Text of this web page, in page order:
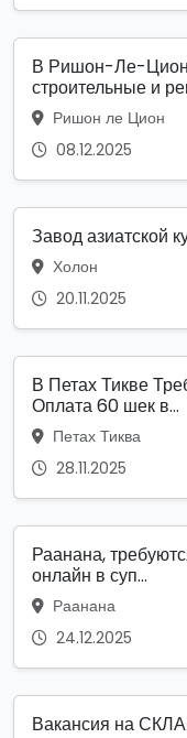
В Ришон-Ле-
строительные и
Ришон ле Цион
08.12.2025
Завод азиатской
Холон
20.11.2025
В Петах Тикве
Оплата 60 шек в...
Петах Тиква
28.11.2025
Раанана,
онлайн в суп...
Раанана
24.12.2025
Вакансия на